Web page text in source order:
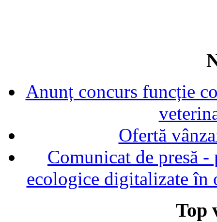
Anunț concurs funcție
Ofertă
Comunicat de presă
ecologice digitalizate în
Top